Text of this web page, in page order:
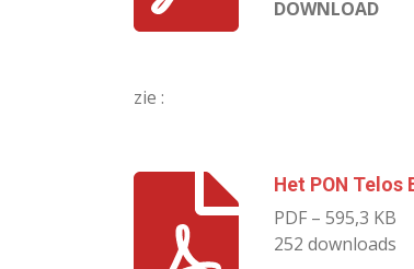
DOWNLOAD
zie :
Het PON
PDF – 595,3 KB
252 downloads